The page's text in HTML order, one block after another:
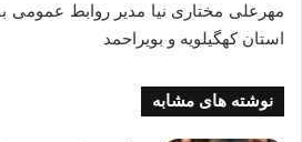
مهرعلی مختاری نیا مدیر روابط عمومی
استان کهگیلویه و بویراحمد
نوشته های مشابه